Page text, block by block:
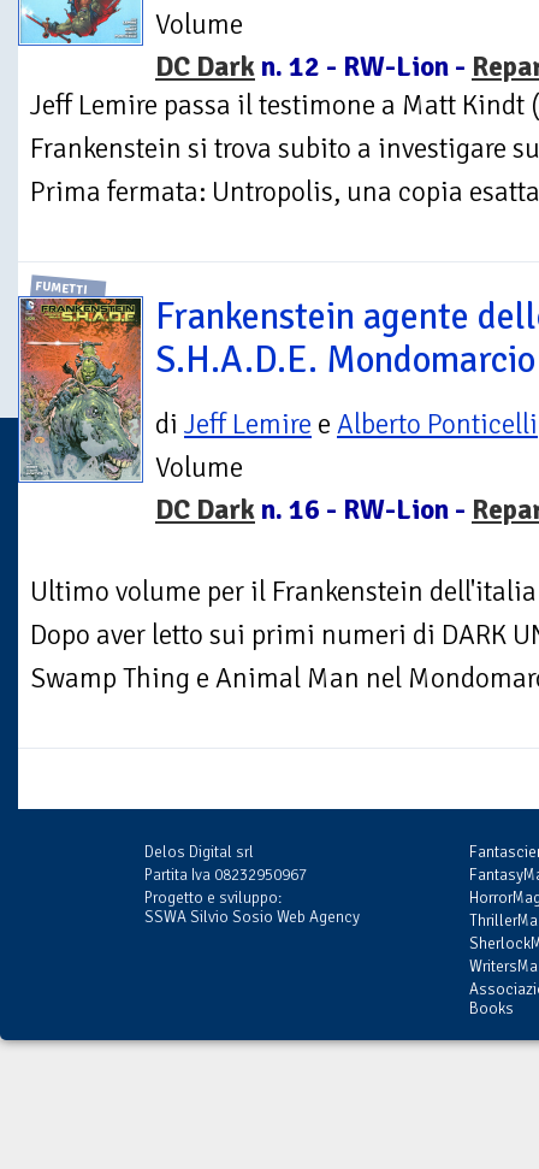
Volume
DC Dark n. 12 - RW-Lion -
Jeff Lemire passa il testimone a Matt Kindt
Frankenstein si trova subito a investigare
Prima fermata: Untropolis, una copia
FUMETTI
Frankenstein agente
S.H.A.D.E. Mondomarcio
di Jeff Lemire e Alberto Ponticelli
Volume
DC Dark n. 16 - RW-Lion -
Ultimo volume per il Frankenstein
Dopo aver letto sui primi numeri di DARK
Swamp Thing e Animal Man nel
Delos Digital srl
Partita Iva 08232950967
Progetto e sviluppo:
SSWA Silvio Sosio Web Agency
Books